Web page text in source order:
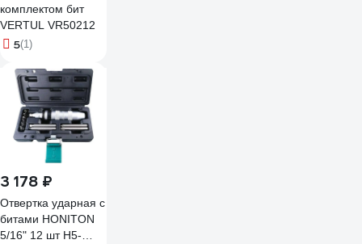
комплектом бит
VERTUL VR50212
5(1)
3 178 ₽
Отвертка ударная с
битами HONITON
5/16" 12 шт H5-